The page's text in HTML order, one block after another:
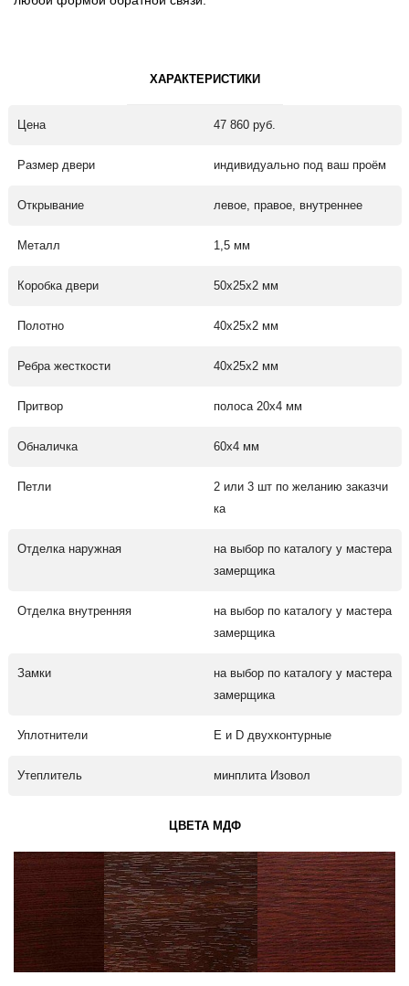
ХАРАКТЕРИСТИКИ
Цена 47 860 руб.
Размер двери индивидуально под ваш проём
Открывание левое, правое, внутреннее
Металл 1,5 мм
Коробка двери 50х25х2 мм
Полотно 40х25х2 мм
Ребра жесткости 40х25х2 мм
Притвор полоса 20х4 мм
Обналичка 60х4 мм
Петли
2 или 3 шт по желанию заказчи
ка
Отделка наружная
на выбор по каталогу у мастера
замерщика
Отделка внутренняя
на выбор по каталогу у мастера
замерщика
Замки
на выбор по каталогу у мастера
замерщика
Уплотнители Е и D двухконтурные
Утеплитель минплита Изовол
ЦВЕТА МДФ